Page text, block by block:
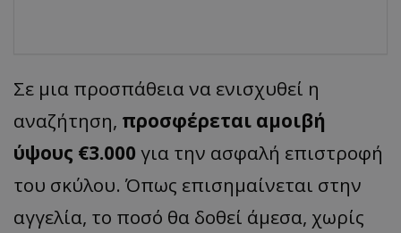
Σε μια προσπάθεια να ενισχυθεί η
αναζήτηση, προσφέρεται αμοιβή
ύψους €3.000 για την ασφαλή επιστροφή
του σκύλου. Όπως επισημαίνεται στην
αγγελία, το ποσό θα δοθεί άμεσα, χωρίς